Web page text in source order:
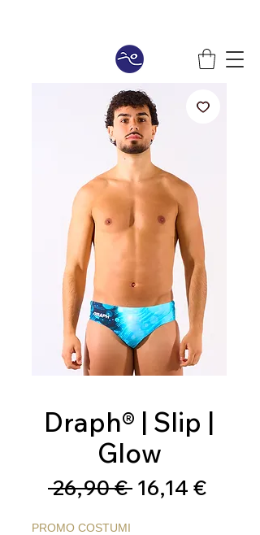
Draph® | Slip |
Glow
26,90 € Prezzo
16,14 €Prezzo
PROMO COSTUMI